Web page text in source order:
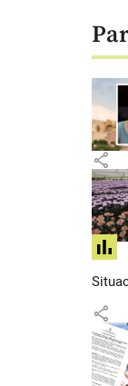
share
share
share